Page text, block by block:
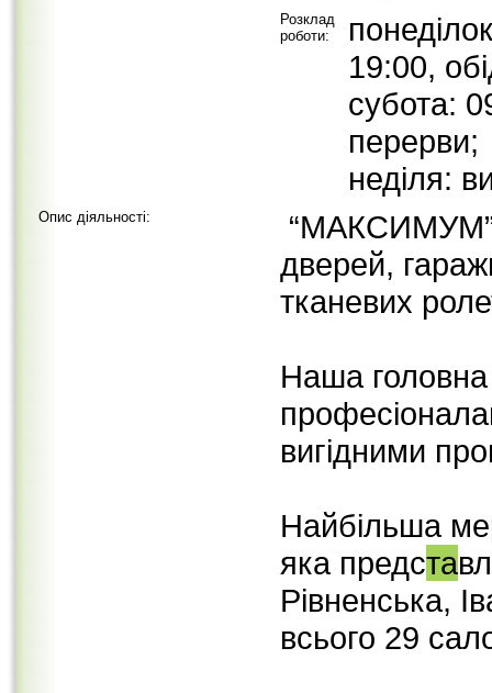
Розклад
роботи:
19:00,
субота:
перерви;
неділя:
Опис діяльності:
“МАКСИМУМ”
дверей,
тканевих
Наша головна
вигідними
Найбільша
яка предста
Рівненська,
всього 29